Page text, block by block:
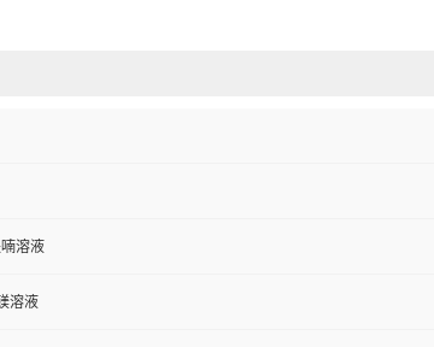
溶液
溶液